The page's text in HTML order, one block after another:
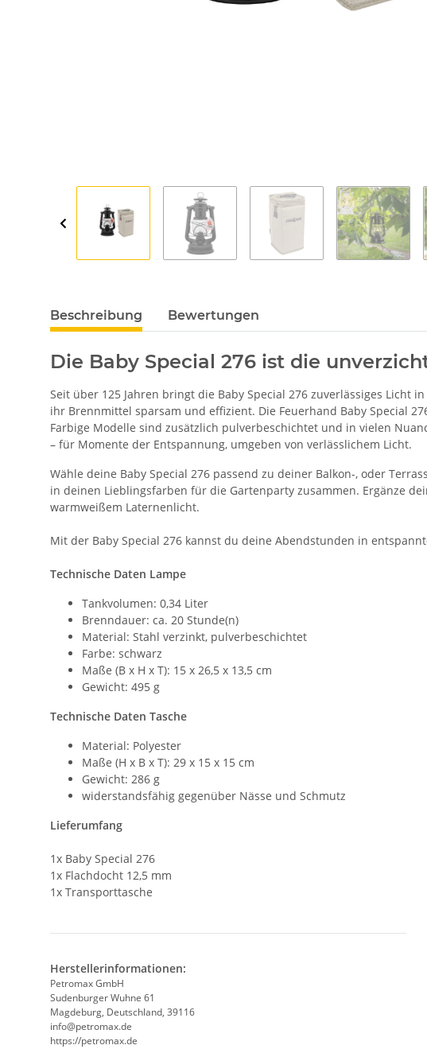
Beschreibung Bewertungen
Die Baby Special 276 ist die
Seit über 125 Jahren bringt die Baby Special 276 zuverlässiges
ihr Brennmittel sparsam und effizient. Die Feuerhand Baby Special
Farbige Modelle sind zusätzlich pulverbeschichtet und in vielen
– für Momente der Entspannung, umgeben von verlässlichem Licht.
Wähle deine Baby Special 276 passend zu deiner Balkon-, oder
in deinen Lieblingsfarben für die Gartenparty zusammen. Ergänze
warmweißem Laternenlicht.
Mit der Baby Special 276 kannst du deine Abendstunden in
Technische Daten Lampe
Tankvolumen: 0,34 Liter
Brenndauer: ca. 20 Stunde(n)
Material: Stahl verzinkt, pulverbeschichtet
Farbe: schwarz
Maße (B x H x T): 15 x 26,5 x 13,5 cm
Gewicht: 495 g
Technische Daten Tasche
Material: Polyester
Maße (H x B x T): 29 x 15 x 15 cm
Gewicht: 286 g
widerstandsfähig gegenüber Nässe und Schmutz
Lieferumfang
1x Baby Special 276
1x Flachdocht 12,5 mm
1x Transporttasche
Herstellerinformationen:
Petromax GmbH
Sudenburger Wuhne 61
Magdeburg, Deutschland, 39116
info@petromax.de
https://petromax.de